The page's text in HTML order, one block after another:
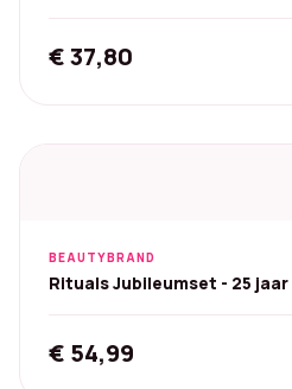
€37,80
BEAUTYBRAND
Rituals Jubileumset - 25 jaar
€ 54,99